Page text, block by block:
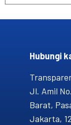
Hubungi
Jl. Amil
Barat,
Jakarta,